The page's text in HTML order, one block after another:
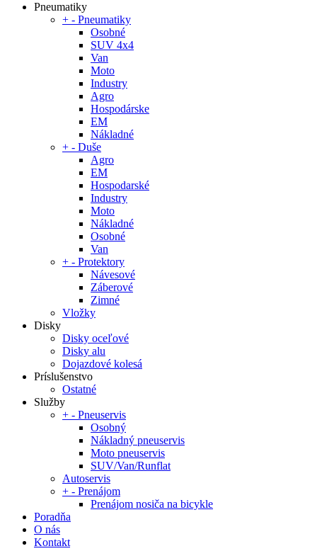
Pneumatiky
+ - Pneumatiky
Osobné
SUV 4x4
Van
Moto
Industry
Agro
Hospodárske
EM
Nákladné
+ - Duše
Agro
EM
Hospodarské
Industry
Moto
Nákladné
Osobné
Van
+ - Protektory
Návesové
Záberové
Zimné
Vložky
Disky
Disky oceľové
Disky alu
Dojazdové kolesá
Príslušenstvo
Ostatné
Služby
+ - Pneuservis
Osobný
Nákladný pneuservis
Moto pneuservis
SUV/Van/Runflat
Autoservis
+ - Prenájom
Prenájom nosiča na bicykle
Poradňa
O nás
Kontakt